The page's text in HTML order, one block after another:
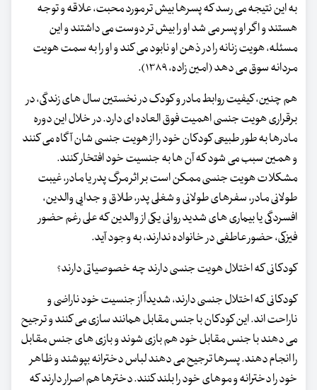
به این نتیجه می رسد که پسرها بیش تر مورد محبت، علاقه و توجه
هستند و اگر او پسر می شد او را بیش تر دوست می داشتند و این
مسئله، هویت زنانه را در ذهن او نابود می کند و او را به سمت هویت
مردانه سوق می دهد (امین زاده، ۱۳۸۹).
هم چنین، کیفیت روابط مادر و کودک در نخستین سال های زندگی، در
برقراری هویت جنسی اهمیت فوق العاده ای دارد. در خلال این دوره
مادرها به طور طبیعی کودکان خود را از هویت جنسی شان آگاه می کنند
و همین سبب می شود که آن ها به جنسیت خود افتخار کنند.
مشکلات هویت جنسی ممکن است بر اثر مرگ پدر یا مادر، غیبت
طولانی مادر، سفرهای طولانی و شغلی پدر، طلاق و جدایی والدین،
افسردگی یا بیماری های شدید روانی یکی از والدین که علی رغم حضور
فیزکی، حضور عاطفی در خانواده ندارند، به وجود آید.
کودکانی که اختلال هویت جنسی دارند چه خصوصیاتی دارند؟
کودکانی که اختلال جنسی دارند، شدیداً از جنسیت خود ناراضی و
ناراحت اند. این کودکان با جنس مقابل همانند سازی می کنند و ترجیح
می دهند با جنس مقابل خود هم بازی شوند و بازی های جنس مقابل
را انجام دهند. پسرها ترجیح می دهند لباس دخترانه بپوشند و ظاهر
خود را دخترانه و موهای خود را بلند کنند. دخترها هم اصرار دارند که